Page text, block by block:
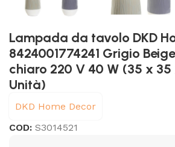
Lampada da tavolo DKD
8424001774241 Grigio
chiaro 220 V 40 W (35 x
Unità)
DKD Home Decor
COD:S3014521